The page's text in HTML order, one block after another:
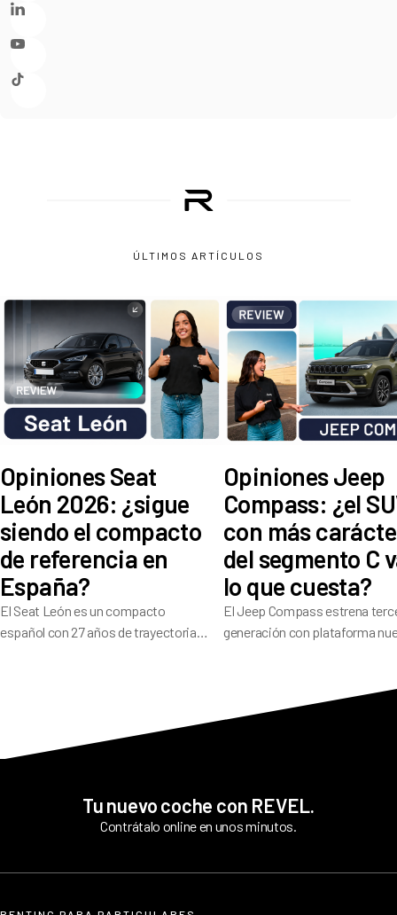
ÚLTIMOS ARTÍCULOS
Opiniones Seat
León 2026: ¿sigue
siendo el compacto
de referencia en
España?
El Seat León es un compacto
español con 27 años de trayectoria
Opiniones Jeep
Compass: ¿el
con más
del segmento C
lo que cuesta?
El Jeep Compass estrena
generación con plataforma
su historial pesa: ¿ha
los problemas que alejaron a
Tu nuevo coche con REVEL.
Contrátalo online en unos minutos.